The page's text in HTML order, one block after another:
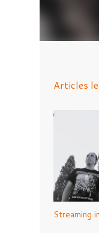
Articles
Streaming